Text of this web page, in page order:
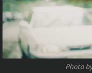
Photo